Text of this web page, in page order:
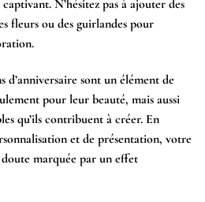
N’hésitez pas à ajouter des
fleurs ou des guirlandes pour
d’anniversaire sont un élément de
pour leur beauté, mais aussi
qu’ils contribuent à créer. En
et de présentation, votre
marquée par un effet